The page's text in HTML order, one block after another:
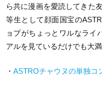
ら共に漫画を愛読してきた
等生として顔面国宝の
ョプがちょっとワルなライ
アルを見ているだけでも大
・ ASTROチャウヌの単独コ